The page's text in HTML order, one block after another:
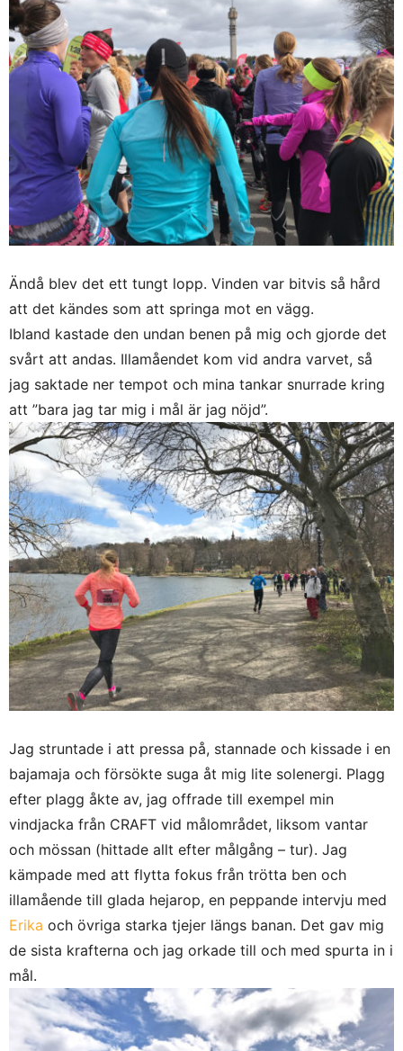
Ändå blev det ett tungt lopp. Vinden var bitvis så hård
att det kändes som att springa mot en vägg.
Ibland kastade den undan benen på mig och gjorde det
svårt att andas. Illamåendet kom vid andra varvet, så
jag saktade ner tempot och mina tankar snurrade kring
att ”bara jag tar mig i mål är jag nöjd”.
Jag struntade i att pressa på, stannade och kissade i en
bajamaja och försökte suga åt mig lite solenergi. Plagg
efter plagg åkte av, jag offrade till exempel min
vindjacka från CRAFT vid målområdet, liksom vantar
och mössan (hittade allt efter målgång – tur). Jag
kämpade med att flytta fokus från trötta ben och
illamående till glada hejarop, en peppande intervju med
Erika och övriga starka tjejer längs banan. Det gav mig
de sista krafterna och jag orkade till och med spurta in i
mål.